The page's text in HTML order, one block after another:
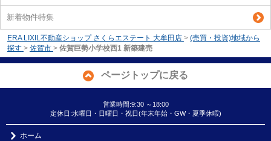
新着物件特集
ERA LIXIL不動産ショップ さくらエステート 大牟田店 > (売買・投資)地域から
探す > 佐賀市 > 佐賀巨勢小学校西1 新築建売
ページトップに戻る
営業時間:9:30 ～18:00
定休日:水曜日・日曜日・祝日(年末年始・GW・夏季休暇)
ホーム